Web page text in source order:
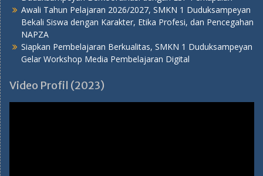
Awali Tahun Pelajaran 2026/2027, SMKN 1 Duduksampeyan
Bekali Siswa dengan Karakter, Etika Profesi, dan Pencegahan
NAPZA
Siapkan Pembelajaran Berkualitas, SMKN 1 Duduksampeyan
Gelar Workshop Media Pembelajaran Digital
Video Profil (2023)